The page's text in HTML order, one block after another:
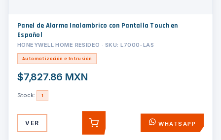
Panel de Alarma Inalambrico con Pantalla Touch en
Español
HONEYWELL HOME RESIDEO · SKU: L7000-LAS
Automatización e Intrusión
$7,827.86 MXN
Stock: 1
VER AGREGAR WHATSAPP